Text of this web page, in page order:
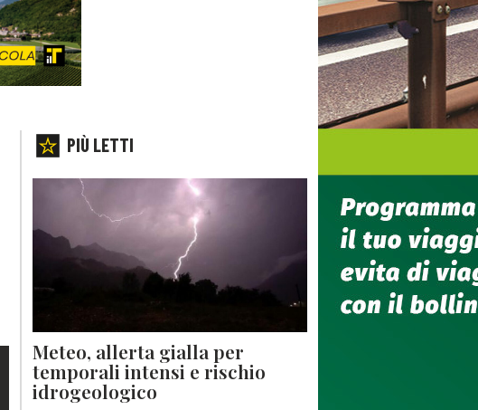
PIÙ LETTI
Meteo, allerta gialla per
temporali intensi e rischio
idrogeologico